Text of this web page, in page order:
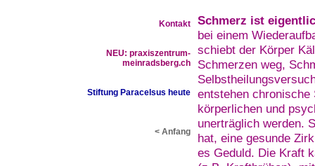
Kontakt
NEU: praxiszentrum-
meinradsberg.ch
Stiftung Paracelsus heute
< Anfang
Schmerz ist
bei einem
schiebt der Körper
Schmerzen weg,
entstehen
körperlichen und
unerträglich werden.
hat, eine gesunde
es Geduld. Die Kraft